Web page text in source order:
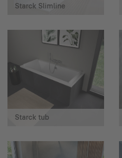
Starck Slimline
Starck tub